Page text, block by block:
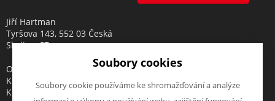
Jiří Hartman
Tyršova 143, 552 03 Česká
Skalice, CZ
Obchodní rejstřík vedený u
Krajského soudu v Hradci
Králové, oddíl A, vložka 18553
Soubory cookies
Soubory cookie používáme ke shromažďování a analýze